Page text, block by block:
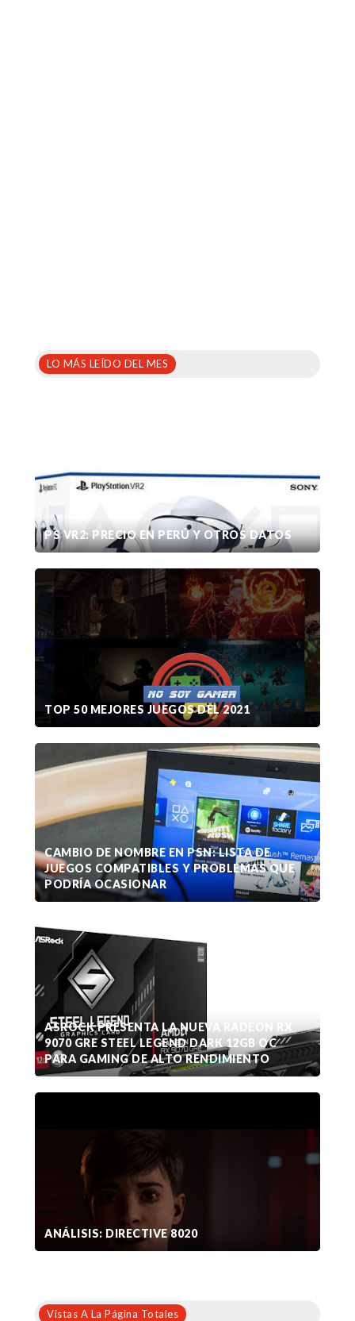
LO MÁS LEÍDO DEL MES
PS VR2: PRECIO EN PERÚ Y OTROS DATOS
TOP 50 MEJORES JUEGOS DEL 2021
CAMBIO DE NOMBRE EN PSN: LISTA DE
JUEGOS COMPATIBLES Y PROBLEMAS QUE
PODRÍA OCASIONAR
ASROCK PRESENTA LA NUEVA RADEON RX
9070 GRE STEEL LEGEND DARK 12GB OC
PARA GAMING DE ALTO RENDIMIENTO
ANÁLISIS: DIRECTIVE 8020
Vistas A La Página Totales